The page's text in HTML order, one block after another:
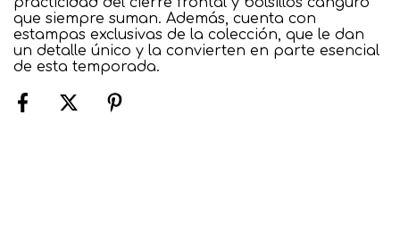
que siempre suman. Además, cuenta con
estampas exclusivas de la colección, que le dan
un detalle único y la convierten en parte esencial
de esta temporada.